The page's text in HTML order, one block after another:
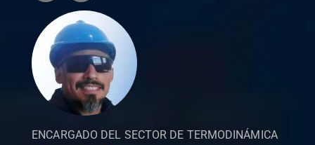
ENCARGADO DEL SECTOR DE TERMODINÁMICA